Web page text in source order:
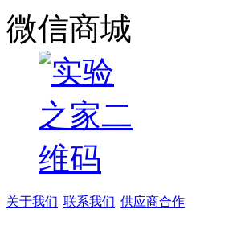
微信商城
关于我们| 联系我们| 供应商合作